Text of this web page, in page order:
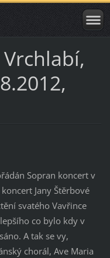
Sopran koncert v
Jany Štěrbové
svatého Vavřince
co bylo kdy v
A tak se vy,
chorál, Ave Maria